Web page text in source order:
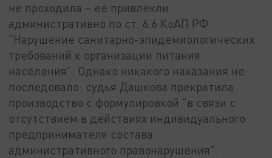
не проходила – её привлекли
административно по ст. 6.6 КоАП РФ
"Нарушение санитарно-эпидемиологических
требований к организации питания
населения". Однако никакого наказания не
последовало: судья Дашкова прекратила
производство с формулировкой "в связи с
отсутствием в действиях индивидуального
предпринимателя состава
административного правонарушения".